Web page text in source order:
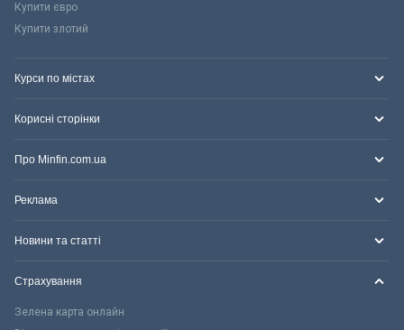
Купити євро
Купити злотий
Курси по містах
Корисні сторінки
Про Minfin.com.ua
Реклама
Новини та статті
Страхування
Зелена карта онлайн